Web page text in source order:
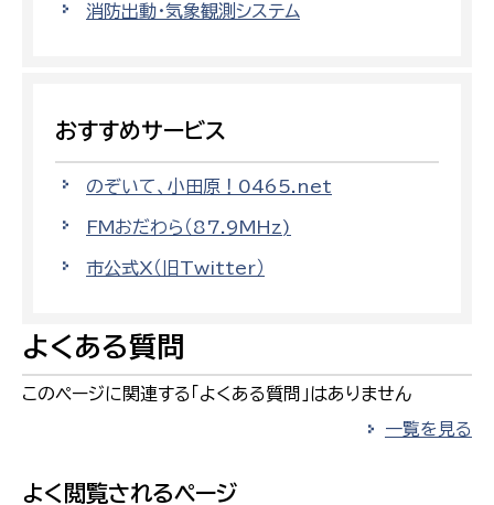
消防出動・気象観測システム
おすすめサービス
のぞいて、小田原！0465.net
FMおだわら（87.9MHz)
市公式X（旧Twitter）
よくある質問
このページに関連する「よくある質問」はありません
一覧を見る
よく閲覧されるページ